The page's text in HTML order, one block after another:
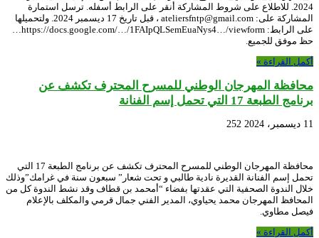
2024. للاطلاع على شروط المشاركة أنقر على الرابط أسفله. ترسل استمارة
المشاركة على: ateliersfntp@gmail.com ، قبل تاريخ 17 ديسمبر 2024. ولتحميلها
على الرابط: https://docs.google.com/…/1FAIpQLSemEuaNys4…/viewform…
حظ موفق للجميع.
أكمل القراءة »
محافظة المهرجان الوطني للمسرح المحترف تكشف عن
برنامج الطبعة 17 التي تحمل إسم الفنانة
11 ديسمبر، 2024 252
محافظة المهرجان الوطني للمسرح المحترف تكشف عن برنامج الطبعة 17 التي
تحمل إسم الفنانة القديرة نادية طالبي و تحت شعار” سبعون سنة في غرامك”وذلك
خلال الندوة الصحفية التي عقدتها بفضاء “أمحمد بن قطاف وقد نشط الندوة كل من
المحافظ المهرجان محمد يحياوي، المدير الفني جمال قرمي والمكلف بالإعلام
فيصل مطاوي.
أكمل القراءة »